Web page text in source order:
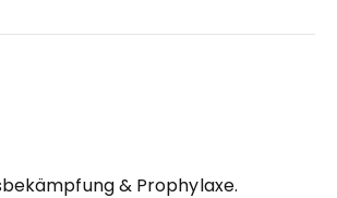
& Prophylaxe.